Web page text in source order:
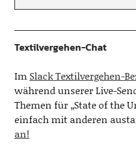
Textilvergehen-Chat
Im Slack Textilvergehen-
während unserer Live-
Themen für „State of the
einfach mit anderen
an!